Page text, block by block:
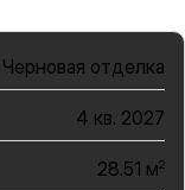
Черновая отделка
4 кв. 2027
28.51 м2